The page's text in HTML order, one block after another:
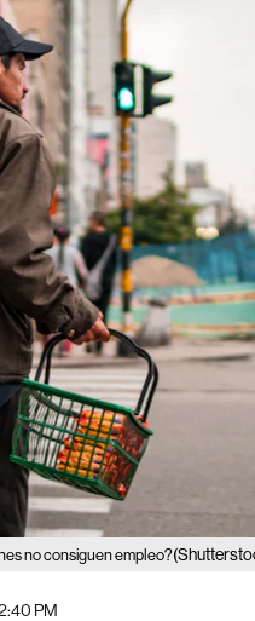
no consiguen empleo?
PM